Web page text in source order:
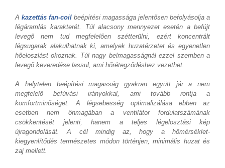
A kazettás fan-coil beépítési magassága jelentősen befolyásolja a
légáramlás karakterét. Túl alacsony mennyezet esetén a befújt
levegő nem tud megfelelően szétterülni, ezért koncentrált
légsugarak alakulhatnak ki, amelyek huzatérzetet és egyenetlen
hőeloszlást okoznak. Túl nagy belmagasságnál ezzel szemben a
levegő keveredése lassul, ami hőrétegződéshez vezethet.
A helytelen beépítési magasság gyakran együtt jár a nem
megfelelő befúvási irányokkal, ami tovább rontja a
komfortminőséget. A légsebesség optimalizálása ebben az
esetben nem önmagában a ventilátor fordulatszámának
csökkentését jelenti, hanem a teljes légelosztási kép
újragondolását. A cél mindig az, hogy a hőmérséklet-
kiegyenlítődés természetes módon történjen, minimális huzat és
zaj mellett.